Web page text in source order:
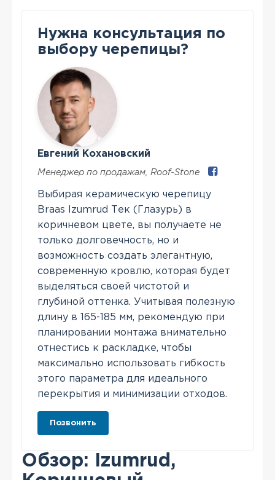
Нужна консультация по
выбору черепицы?
Евгений Кохановский
Менеджер по продажам, Roof-Stone
Выбирая керамическую черепицу
Braas Izumrud Тек (Глазурь) в
коричневом цвете, вы получаете не
только долговечность, но и
возможность создать элегантную,
современную кровлю, которая будет
выделяться своей чистотой и
глубиной оттенка. Учитывая полезную
длину в 165-185 мм, рекомендую при
планировании монтажа внимательно
отнестись к раскладке, чтобы
максимально использовать гибкость
этого параметра для идеального
перекрытия и минимизации отходов.
Позвонить
Обзор: Izumrud,